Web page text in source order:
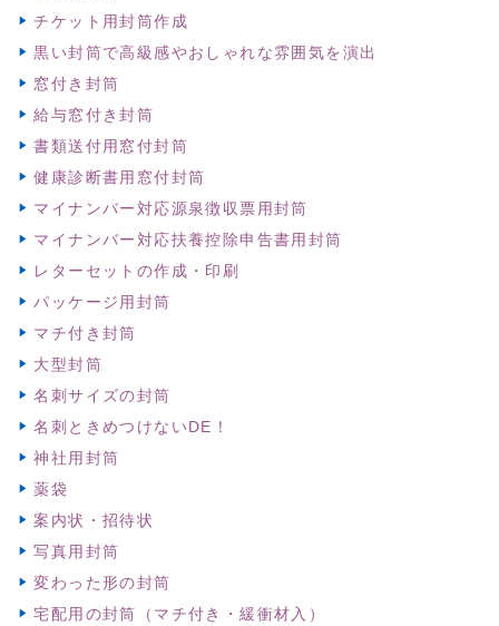
チケット用封筒作成
黒い封筒で高級感やおしゃれな雰囲気を演出
窓付き封筒
給与窓付き封筒
書類送付用窓付封筒
健康診断書用窓付封筒
マイナンバー対応源泉徴収票用封筒
マイナンバー対応扶養控除申告書用封筒
レターセットの作成・印刷
パッケージ用封筒
マチ付き封筒
大型封筒
名刺サイズの封筒
名刺ときめつけないDE！
神社用封筒
薬袋
案内状・招待状
写真用封筒
変わった形の封筒
宅配用の封筒（マチ付き・緩衝材入）